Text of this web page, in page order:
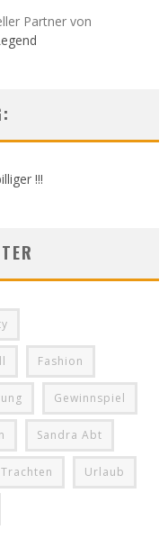
Partner von
!!!
Fashion
Gewinnspiel
Sandra Abt
Trachten Urlaub